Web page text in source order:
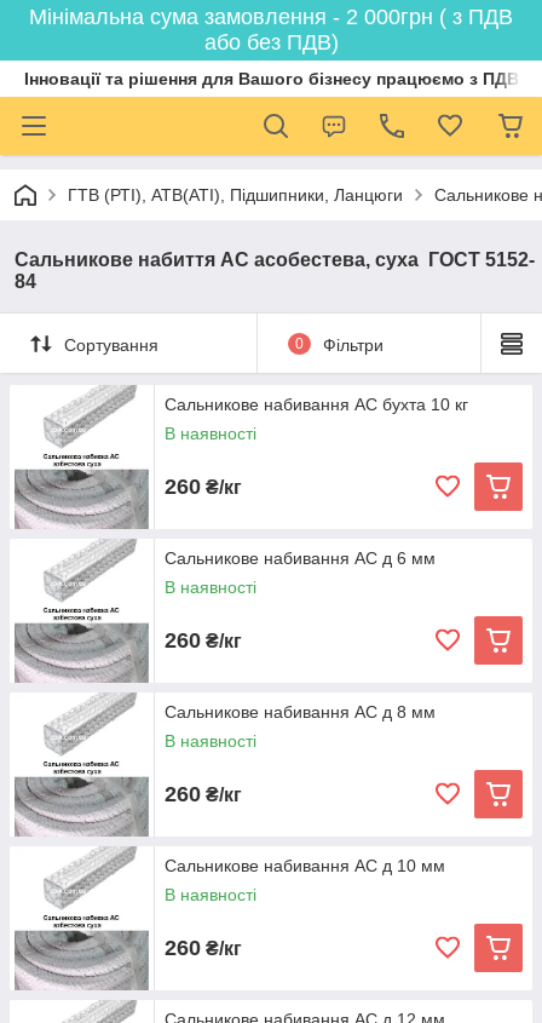
Мінімальна сума замовлення - 2 000грн ( з ПДВ
або без ПДВ)
Інновації та рішення для Вашого бізнесу працюємо з ПДВ
ГТВ (РТI), АТВ(АТI), Пiдшипники, Ланцюги Сальникове
Сальникове набиття АС асобестева, суха ГОСТ 5152-
84
Сортування 0 Фільтри
Сальникове набивання АС бухта 10 кг
В наявності
260 ₴/кг
Сальникове набивання АС д 6 мм
В наявності
260 ₴/кг
Сальникове набивання АС д 8 мм
В наявності
260 ₴/кг
Сальникове набивання АС д 10 мм
В наявності
260 ₴/кг